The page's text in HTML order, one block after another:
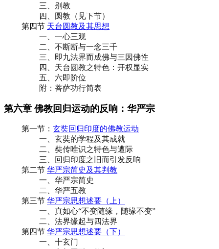
三、别教
四、圆教（见下节）
第四节 天台圆教及其思想
一、一心三观
二、不断断与一念三千
三、即九法界而成佛与三因佛性
四、天台圆教之特色：开权显实
五、六即阶位
附：菩萨功行简表
第六章 佛教回归运动的反响：华严宗
第一节： 玄奘回归印度的佛教运动
一、玄奘的学程及其成就
二、奘传唯识之特色与遭际
三、回归印度之旧而引发反响
第二节 华严宗简史及其判教
一、华严宗简史
二、华严五教
第三节 华严宗思想述要（上）
一、真如心“不变随缘，随缘不变”
二、法界缘起与四法界
第四节 华严宗思想述要（下）
一、十玄门